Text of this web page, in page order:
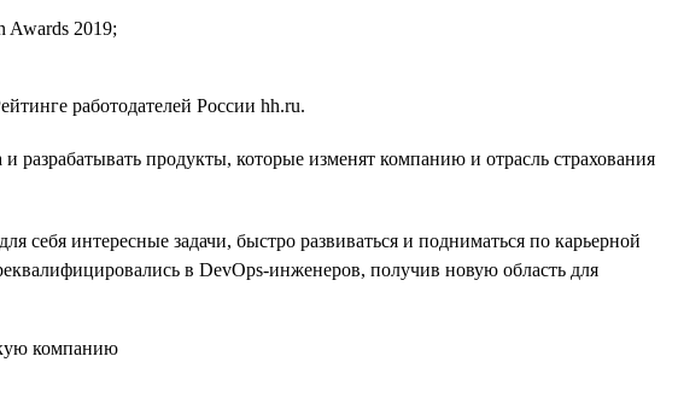
Awards 2019;
работодателей России hh.ru.
продукты, которые изменят компанию и отрасль страхования
себя интересные задачи, быстро развиваться и подниматься по карьерной
в DevOps-инженеров, получив новую область для